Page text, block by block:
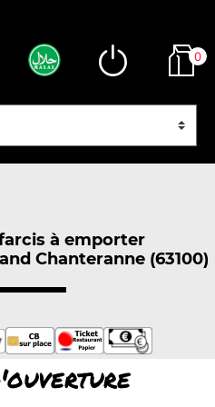
0
à emporter
Chanteranne (63100)